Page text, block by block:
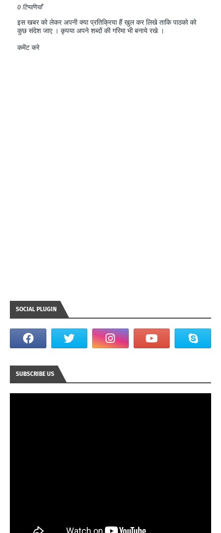
0 टिप्पणियाँ
इस खबर को लेकर अपनी क्या प्रतिक्रिया हैं खुल कर लिखे ताकि पाठको को
कुछ संदेश जाए । कृपया अपने शब्दों की गरिमा भी बनाये रखे ।
कमेंट करे
SOCIAL PLUGIN
SUBSCRIBE US